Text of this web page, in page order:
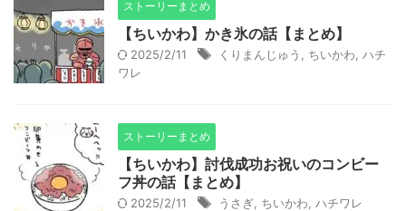
ストーリーまとめ
【ちいかわ】かき氷の話【まとめ】
2025/2/11 くりまんじゅう ちいかわ ハチ
ワレ
ストーリーまとめ
【ちいかわ】討伐成功お祝いのコンビー
フ丼の話【まとめ】
2025/2/11 うさぎ ちいかわ ハチワレ